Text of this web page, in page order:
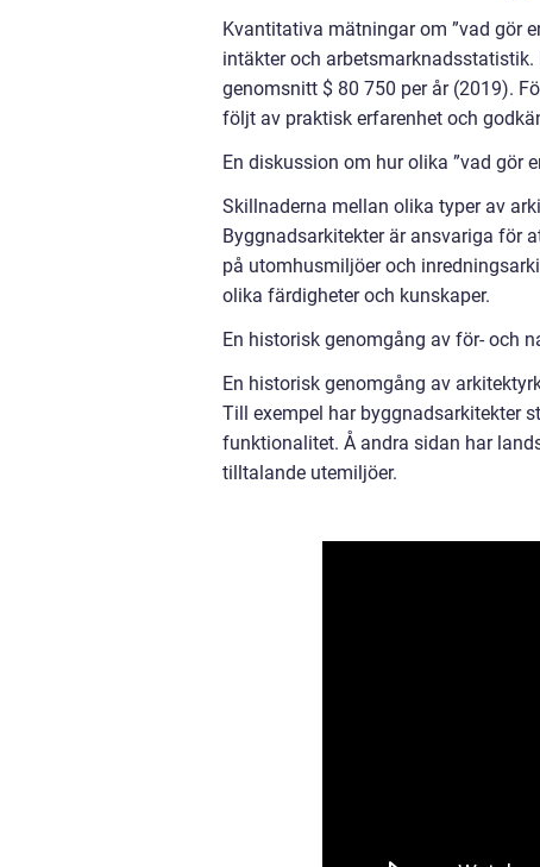
Kvantitativa mätningar om ”vad gör
intäkter och
genomsnitt $ 80 750 per år (2019).
följt av praktisk erfarenhet och
En diskussion om hur olika ”vad gör
Skillnaderna mellan olika typer av
Byggnadsarkitekter är ansvariga för
på utomhusmiljöer och
olika färdigheter och kunskaper.
En historisk genomgång av för- och
En historisk genomgång av
Till exempel har byggnadsarkitekter
funktionalitet. Å andra sidan har
tilltalande utemiljöer.